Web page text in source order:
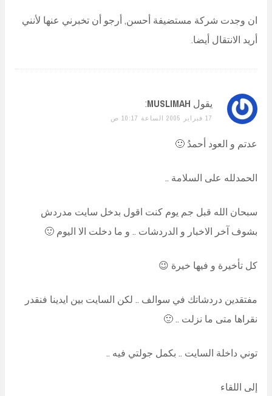
ان وجدت شركة مستضيفة أحسن, أرجو أن تخبرني عنها لأنني
أريد الانتقال أيضا.
يقول MUSLIMAH
:
17 فبراير 2005 الساعة 10:17 ص
عدتم و العود أحمدُ 🙂
الحمدلله على السلامة ..
سبحان الله قبل جم يوم كنت اقول بدخل سايت مدردش
بشوف آخر الاخبار و الدردشات .. و ما دخلت الا اليوم 🙂
كل تأخيرة و فيها خيرة 😉
مفتقدين دردشاتك في سوالف .. لكن السايت بين ايدينا فنقدر
نقراها متى ما نزلت .. 🙂
توني داخلة السايت .. بكمل جولتي فيه ..
إلى اللقاء